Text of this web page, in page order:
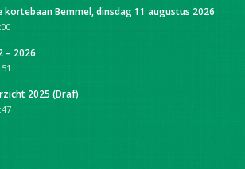
kortebaan Bemmel, dinsdag 11 augustus 2026
– 2026
2025 (Draf)